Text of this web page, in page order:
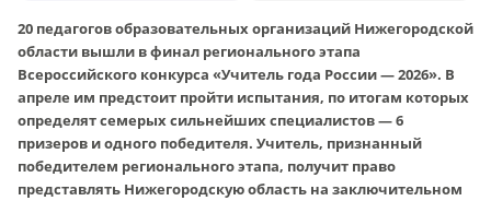
20 педагогов образовательных организаций Нижегородской
области вышли в финал регионального этапа
Всероссийского конкурса «Учитель года России — 2026». В
апреле им предстоит пройти испытания, по итогам которых
определят семерых сильнейших специалистов — 6
призеров и одного победителя. Учитель, признанный
победителем регионального этапа, получит право
представлять Нижегородскую область на заключительном